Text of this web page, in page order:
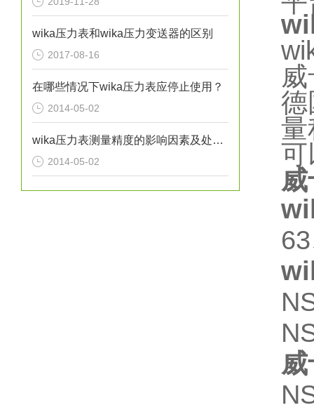
wika压力表和wika压力变送器的区别
2017-08-16
在哪些情况下wika压力表应停止使用？
2014-05-02
wika压力表测量精度的影响因素及处理方法分析
2014-05-02
德
可